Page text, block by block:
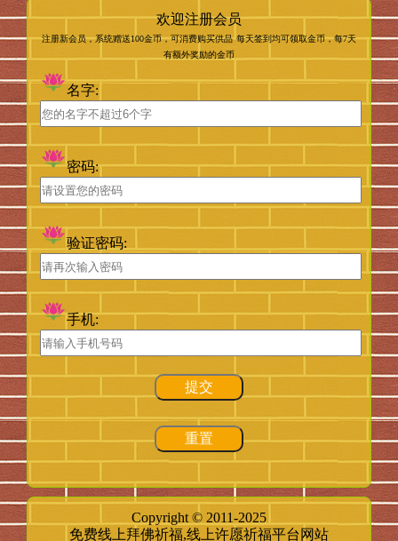
欢迎注册会员
注册新会员，系统赠送100金币，可消费购买供品 每天签到均可领取金币，每7天
有额外奖励的金币
名字:
密码:
验证密码:
手机:
提交
重置
Copyright © 2011-2025
免费线上拜佛祈福,线上许愿祈福平台网站